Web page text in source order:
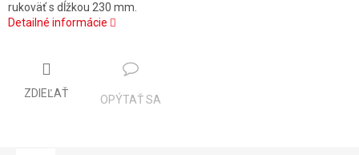
rukoväť s dĺžkou 230 mm.
Detailné informácie
ZDIEĽAŤ
OPÝTAŤ SA